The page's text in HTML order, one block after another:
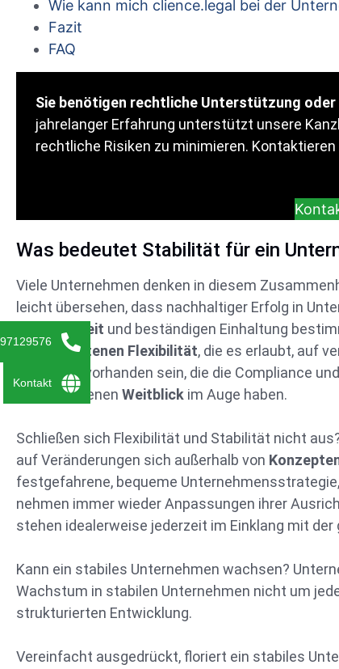
Wie kann mich clience.legal bei der
Fazit
FAQ
Sie benötigen rechtliche Unterstützung
jahrelanger Erfahrung unterstützt unsere
rechtliche Risiken zu minimieren.
Was bedeutet Stabilität für ein
Viele Unternehmen denken in diesem
leicht übersehen, dass nachhaltiger Erfolg in
Aufbauarbeit und beständigen Einhaltung
einer gebotenen Flexibilität, die es erlaubt, auf
Instanzen vorhanden sein, die die Compliance
dem gebotenen Weitblick im Auge haben.
Schließen sich Flexibilität und Stabilität nicht
auf Veränderungen sich außerhalb von
festgefahrene, bequeme
nehmen immer wieder Anpassungen ihrer
stehen idealerweise jederzeit im Einklang mit
Kann ein stabiles Unternehmen wachsen?
Wachstum in stabilen Unternehmen nicht um
strukturierten Entwicklung.
Vereinfacht ausgedrückt, floriert ein stabiles
Kontakt